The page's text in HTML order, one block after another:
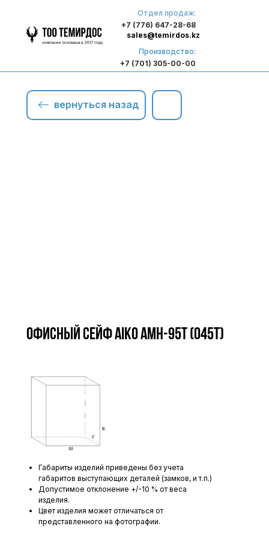
Отдел продаж:
+7 (776) 647-28-68
Производство:
+7 (701) 305-00-00
sales@temirdos.kz
вернуться назад
Офисный сейф AIKO AMH-95T (045T)
Габариты изделий приведены без учета
габаритов выступающих деталей (замков, и т.п.)
Допустимое отклонение +/-10 % от веса
изделия.
Цвет изделия может отличаться от
представленного на фотографии.